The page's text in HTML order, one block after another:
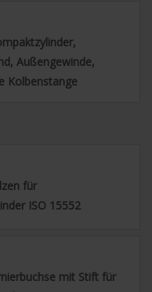
Außengewinde,
Kolbenstange
für
ISO 15552
mit Stift für